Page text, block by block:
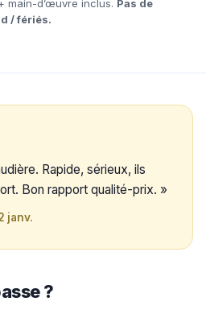
main-d’œuvre inclus. Pas de
/ fériés.
Rapide, sérieux, ils
Bon rapport qualité-prix. »
janv.
?